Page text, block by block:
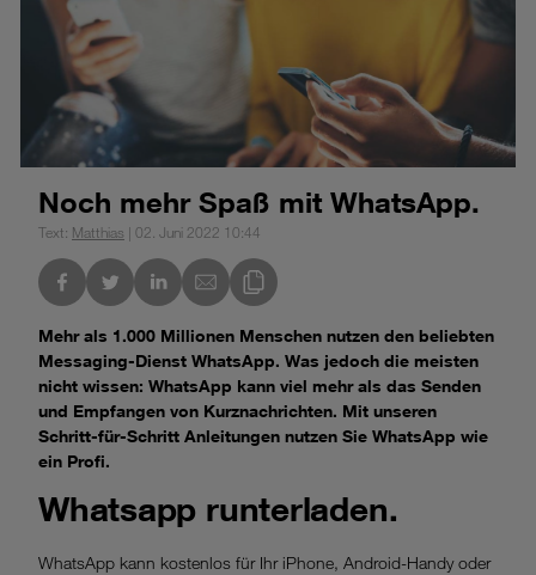
Noch mehr Spaß mit WhatsApp.
Text: Matthias | 02. Juni 2022 10:44
Link des Blogs kopieren
Mehr als 1.000 Millionen Menschen nutzen den beliebten
Messaging-Dienst WhatsApp. Was jedoch die meisten
nicht wissen: WhatsApp kann viel mehr als das Senden
und Empfangen von Kurznachrichten. Mit unseren
Schritt-für-Schritt Anleitungen nutzen Sie WhatsApp wie
ein Profi.
Whatsapp runterladen.
WhatsApp kann kostenlos für Ihr iPhone, Android-Handy oder